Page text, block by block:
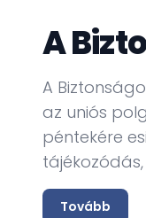
A
A
az uniós
péntekére
Tovább